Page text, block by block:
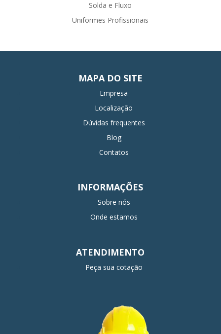
Solda e Fluxo
Uniformes Profissionais
MAPA DO SITE
Empresa
Localização
Dúvidas frequentes
Blog
Contatos
INFORMAÇÕES
Sobre nós
Onde estamos
ATENDIMENTO
Peça sua cotação